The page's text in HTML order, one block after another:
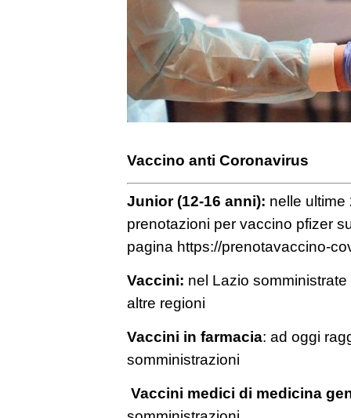
Vaccino anti Coronavirus
Junior (12-16 anni): nelle
prenotazioni per vaccino pfizer
pagina https://prenotavaccino-
Vaccini: nel Lazio
altre regioni
Vaccini in farmacia: ad oggi
somministrazioni
Vaccini medici di medicina